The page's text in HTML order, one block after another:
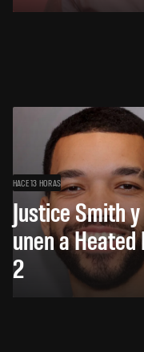
HACE 13 HORAS
Justice Smith
unen a
2